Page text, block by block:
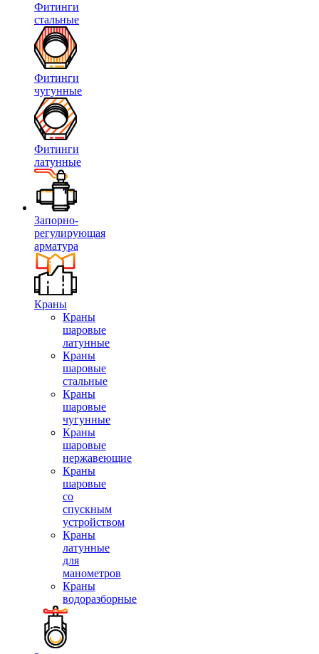
Фитинги
стальные
Фитинги
чугунные
Фитинги
латунные
Запорно-
регулирующая
арматура
Краны
Краны
шаровые
латунные
Краны
шаровые
стальные
Краны
шаровые
чугунные
Краны
шаровые
нержавеющие
Краны
шаровые
со
спускным
устройством
Краны
латунные
для
манометров
Краны
водоразборные